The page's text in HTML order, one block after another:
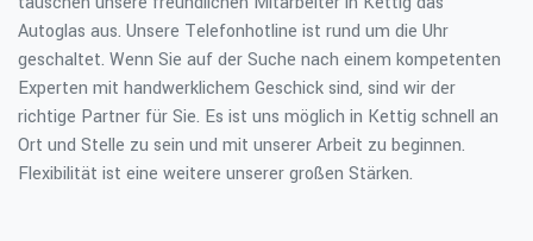
Autoglas aus. Unsere Telefonhotline ist rund um die Uhr
geschaltet. Wenn Sie auf der Suche nach einem kompetenten
Experten mit handwerklichem Geschick sind, sind wir der
richtige Partner für Sie. Es ist uns möglich in Kettig schnell an
Ort und Stelle zu sein und mit unserer Arbeit zu beginnen.
Flexibilität ist eine weitere unserer großen Stärken.